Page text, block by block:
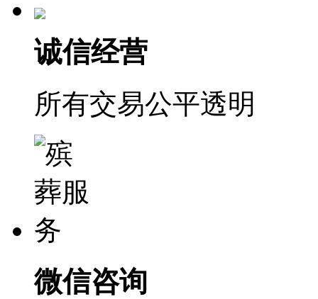
诚信经营
所有交易公平透明
微信咨询